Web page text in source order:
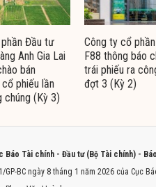
Đầu tư
Anh Gia Lai
bán
phiếu lần
chúng (Kỳ 3)
Công ty cổ
F88 thông báo
trái phiếu ra
đợt 3 (Kỳ 2)
Báo Tài chính - Đầu tư (Bộ Tài chính) -
GP-BC ngày 8 tháng 1 năm 2026 của Cục